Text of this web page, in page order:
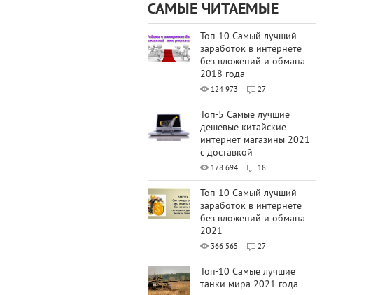
САМЫЕ ЧИТАЕМЫЕ
Топ-10 Самый лучший
заработок в интернете
без вложений и обмана
2018 года
124 973 27
Топ-5 Самые лучшие
дешевые китайские
интернет магазины 2021
с доставкой
178 694 18
Топ-10 Самый лучший
заработок в интернете
без вложений и обмана
2021
366 565 27
Топ-10 Самые лучшие
танки мира 2021 года